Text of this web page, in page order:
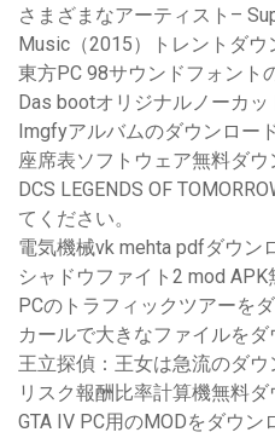
さまざまなアーティスト–
Music（2015）トレントダウ
東方PC 98サウンドフォント
Das bootオリジナルノーカ
Imgfyアルバムのダウンロー
座席表ソフトウェア無料ダウ
DCS LEGENDS OF
てください。
電気機械vk mehta pdfダウン
シャドウファイト2 mod
PCのトラフィックツアーを
カールで大きなファイルをダ
王立探偵：王女は急流のダ
リスク報酬比率計算機無料ダ
GTA IV PC用のMODをダウン